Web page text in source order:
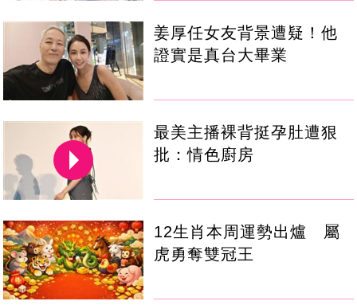
姜厚任女友背景遭疑！他
證實是真台大畢業
最美主播裸背挺孕肚遭狠
批：情色廚房
12生肖本周運勢出爐 屬
虎勇奪雙冠王